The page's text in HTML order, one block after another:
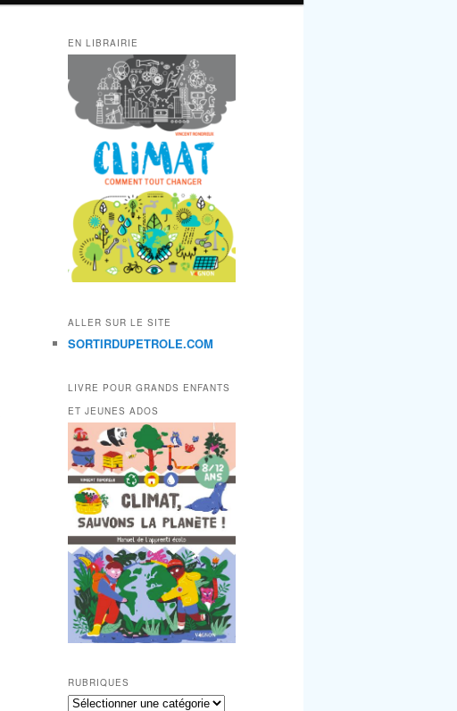
EN LIBRAIRIE
ALLER SUR LE SITE
SORTIRDUPETROLE.COM
LIVRE POUR GRANDS ENFANTS
ET JEUNES ADOS
RUBRIQUES
RUBRIQUES